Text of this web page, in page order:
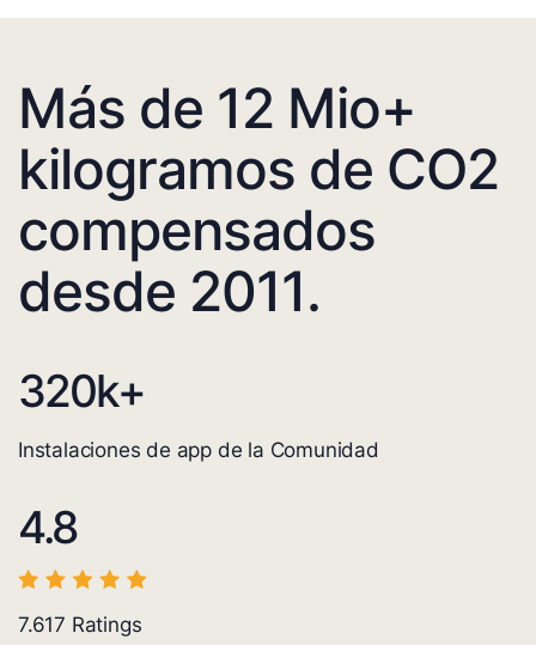
Más de 12 Mio+
kilogramos de CO2
compensados
desde 2011.
320k+
Instalaciones de app de la Comunidad
4.8
7.617 Ratings